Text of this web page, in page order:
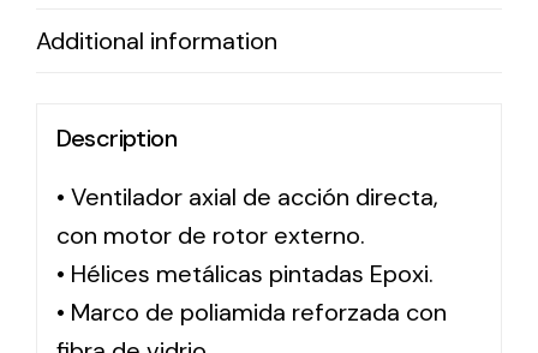
Additional information
Description
• Ventilador axial de acción directa,
con motor de rotor externo.
• Hélices metálicas pintadas Epoxi.
• Marco de poliamida reforzada con